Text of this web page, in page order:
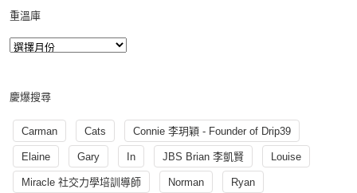
重溫庫
慶爆搜尋
Carman Cats Connie 李玥穎 - Founder of Drip39
Elaine Gary In JBS Brian 李凱賢 Louise
Miracle 社交力學培訓導師 Norman Ryan